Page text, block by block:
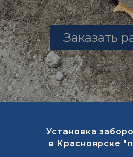
Заказать
Установка
в Красноярске